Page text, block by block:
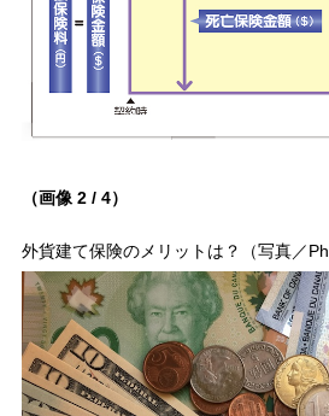
（画像 2 / 4）
外貨建て保険のメリットは？（写真／